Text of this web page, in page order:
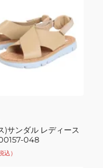
)サンダル レディース
048
込）